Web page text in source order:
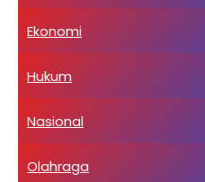
Ekonomi
Hukum
Nasional
Olahraga